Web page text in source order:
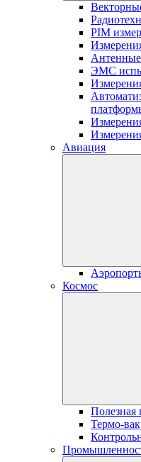
PIM
ЭМС
Авиация
Космос
Полезная
Термо-